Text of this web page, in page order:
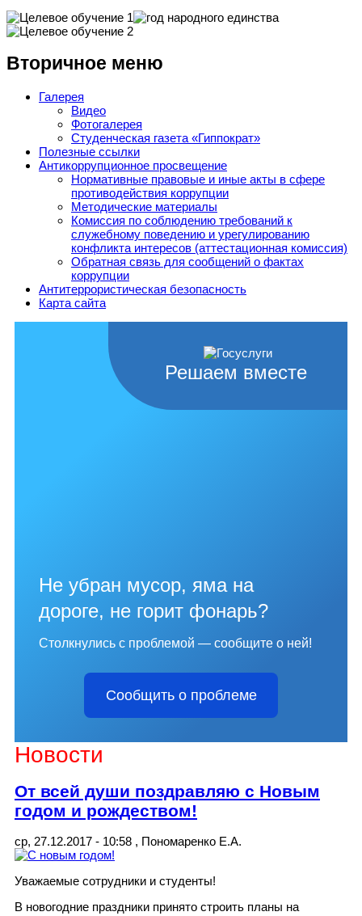
Вторичное меню
Галерея
Видео
Фотогалерея
Студенческая газета «Гиппократ»
Полезные ссылки
Антикоррупционное просвещение
Нормативные правовые и иные акты в сфере
противодействия коррупции
Методические материалы
Комиссия по соблюдению требований к
служебному поведению и урегулированию
конфликта интересов (аттестационная комиссия)
Обратная связь для сообщений о фактах
коррупции
Антитеррористическая безопасность
Карта сайта
Решаем вместе
Не убран мусор, яма на
дороге, не горит фонарь?
Столкнулись с проблемой — сообщите о ней!
Сообщить о проблеме
Новости
От всей души поздравляю с Новым
годом и рождеством!
ср, 27.12.2017 - 10:58 , Пономаренко Е.А.
Уважаемые сотрудники и студенты!
В новогодние праздники принято строить планы на